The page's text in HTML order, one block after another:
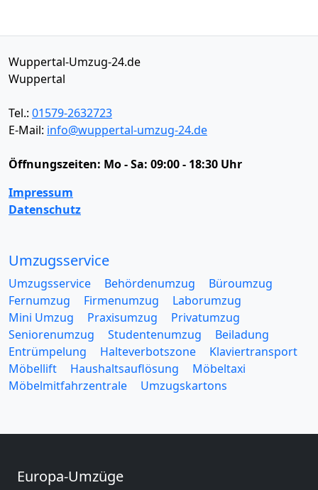
Wuppertal-Umzug-24.de
Wuppertal
Tel.: 01579-2632723
E-Mail: info@wuppertal-umzug-24.de
Öffnungszeiten: Mo - Sa: 09:00 - 18:30 Uhr
Impressum
Datenschutz
Umzugsservice
Umzugsservice Behördenumzug
Büroumzug
Fernumzug
Firmenumzug
Laborumzug
Mini Umzug
Praxisumzug
Privatumzug
Seniorenumzug
Studentenumzug
Beiladung
Entrümpelung
Halteverbotszone
Klaviertransport
Möbellift
Haushaltsauflösung
Möbeltaxi
Möbelmitfahrzentrale
Umzugskartons
Europa-Umzüge